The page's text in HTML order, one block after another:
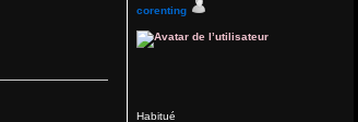
corenting
Habitué